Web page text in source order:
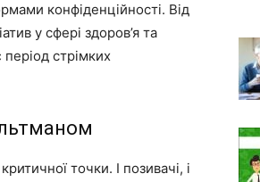
конфіденційності. Від
у сфері здоров’я та
стрімких
точки. І позивачі, і